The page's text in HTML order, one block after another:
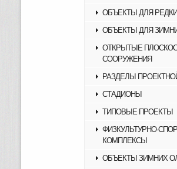
ОБЪЕКТЫ ДЛЯ
ОБЪЕКТЫ ДЛЯ
ОТКРЫТЫЕ
СООРУЖЕНИЯ
РАЗДЕЛЫ
СТАДИОНЫ
ТИПОВЫЕ ПРОЕКТЫ
ФИЗКУЛЬТУРНО-
КОМПЛЕКСЫ
ОБЪЕКТЫ ЗИМНИХ